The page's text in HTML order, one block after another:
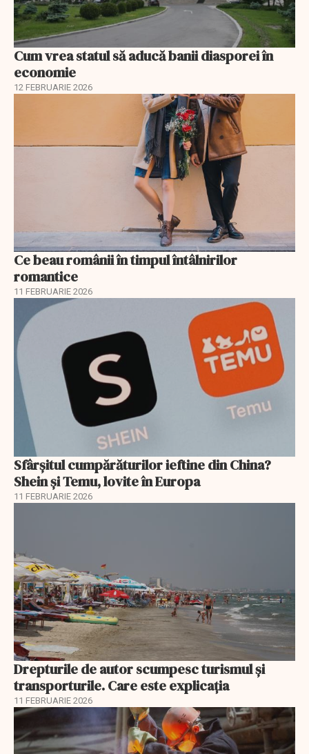
Cum vrea statul să aducă banii diasporei în
economie
12 FEBRUARIE 2026
Ce beau românii în timpul întâlnirilor
romantice
11 FEBRUARIE 2026
Sfârșitul cumpărăturilor ieftine din China?
Shein și Temu, lovite în Europa
11 FEBRUARIE 2026
Drepturile de autor scumpesc turismul și
transporturile. Care este explicația
11 FEBRUARIE 2026